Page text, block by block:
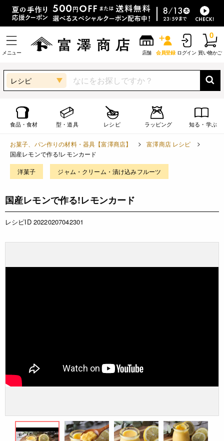
メニュー 店舗 会員登録 ログイン 買い物かご
0
レシピ
食品・食材 型・道具 レシピ ラッピング 知る・学ぶ
お菓子、パン作りの材料・器具【富澤商店】
富澤商店 レシピ
国産レモンで作る!レモンカード
洋菓子 ジャム・クリーム・漬け込みフルーツ
国産レモンで作る!レモンカード
レシピID 20220207042301